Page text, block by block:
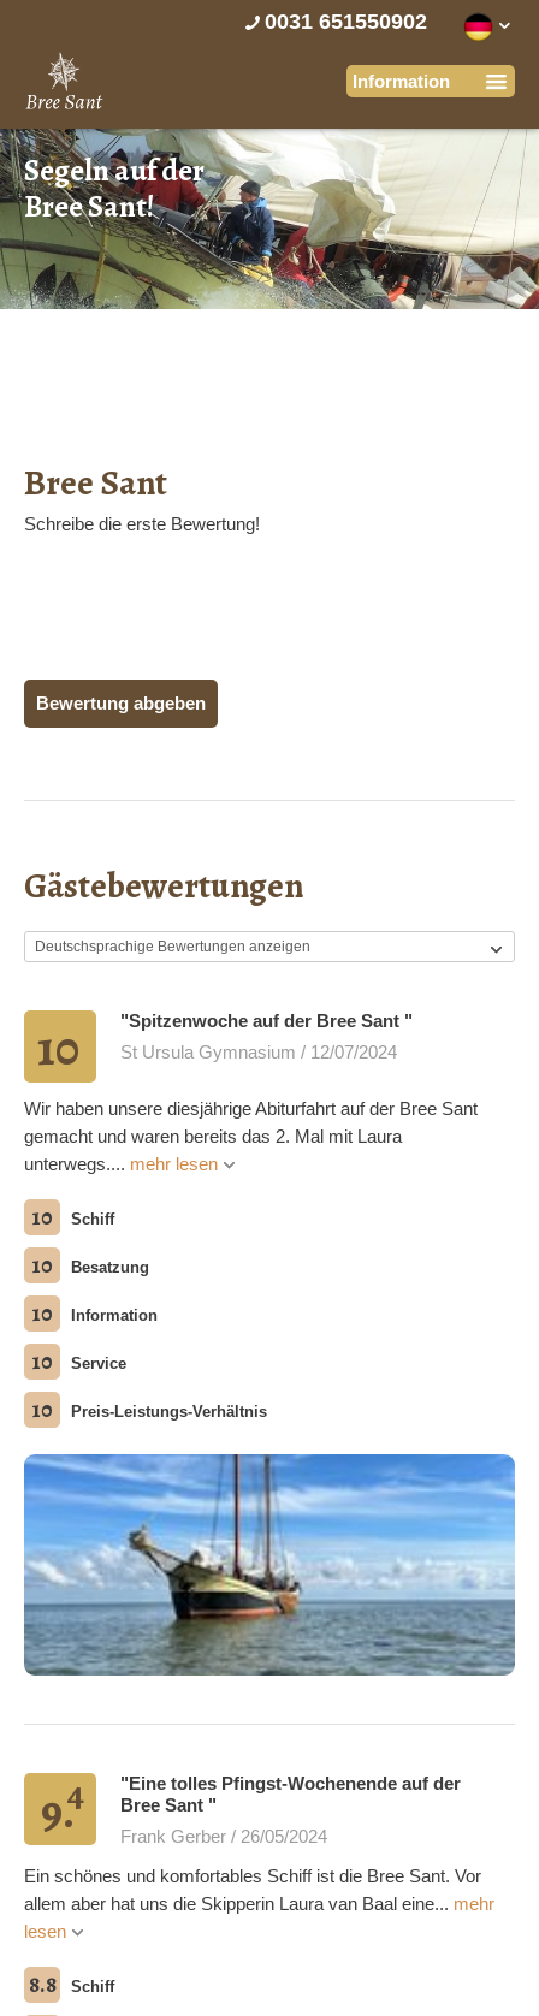
0031 651550902
Segeln auf der
Bree Sant!
Bree Sant
Schreibe die erste Bewertung!
Bewertung abgeben
Gästebewertungen
10
"Spitzenwoche auf der Bree Sant "
St Ursula Gymnasium / 12/07/2024
Wir haben unsere diesjährige Abiturfahrt auf der Bree Sant
gemacht und waren bereits das 2. Mal mit Laura
unterwegs.... mehr lesen
10 Schiff
10 Besatzung
10 Information
10 Service
10 Preis-Leistungs-Verhältnis
9.4
"Eine tolles Pfingst-Wochenende auf der
Bree Sant "
Frank Gerber / 26/05/2024
Ein schönes und komfortables Schiff ist die Bree Sant. Vor
allem aber hat uns die Skipperin Laura van Baal eine... mehr
lesen
8.8 Schiff